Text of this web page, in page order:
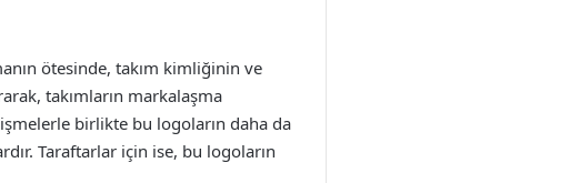
ötesinde, takım kimliğinin ve
takımların markalaşma
birlikte bu logoların daha da
Taraftarlar için ise, bu logoların